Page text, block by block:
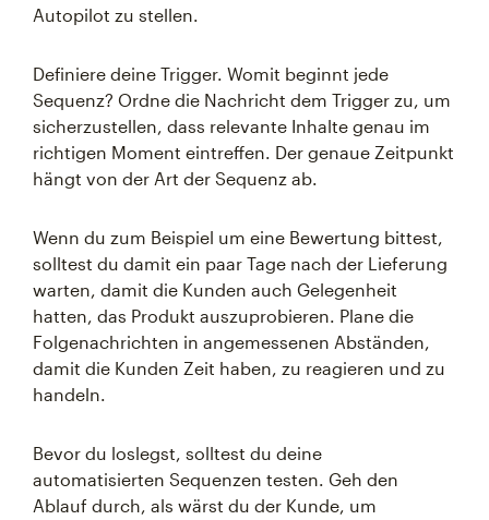
Autopilot zu stellen.
Definiere deine Trigger. Womit beginnt jede
Sequenz? Ordne die Nachricht dem Trigger zu, um
sicherzustellen, dass relevante Inhalte genau im
richtigen Moment eintreffen. Der genaue Zeitpunkt
hängt von der Art der Sequenz ab.
Wenn du zum Beispiel um eine Bewertung bittest,
solltest du damit ein paar Tage nach der Lieferung
warten, damit die Kunden auch Gelegenheit
hatten, das Produkt auszuprobieren. Plane die
Folgenachrichten in angemessenen Abständen,
damit die Kunden Zeit haben, zu reagieren und zu
handeln.
Bevor du loslegst, solltest du deine
automatisierten Sequenzen testen. Geh den
Ablauf durch, als wärst du der Kunde, um